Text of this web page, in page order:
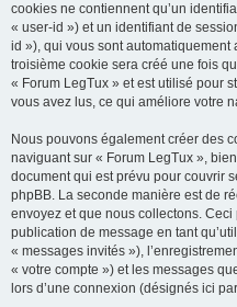
cookies ne contiennent qu’un
« user-id ») et un identifiant de
id »), qui vous sont
troisième cookie sera créé une fois
« Forum LegTux » et est utilisé pour
vous avez lus, ce qui améliore votre
Nous pouvons également créer des
naviguant sur « Forum LegTux »,
document qui est prévu pour couvrir
phpBB. La seconde manière est de
envoyez et que nous collectons. Ceci
publication de message en tant
« messages invités »),
« votre compte ») et les messages
lors d’une connexion (désignés ici